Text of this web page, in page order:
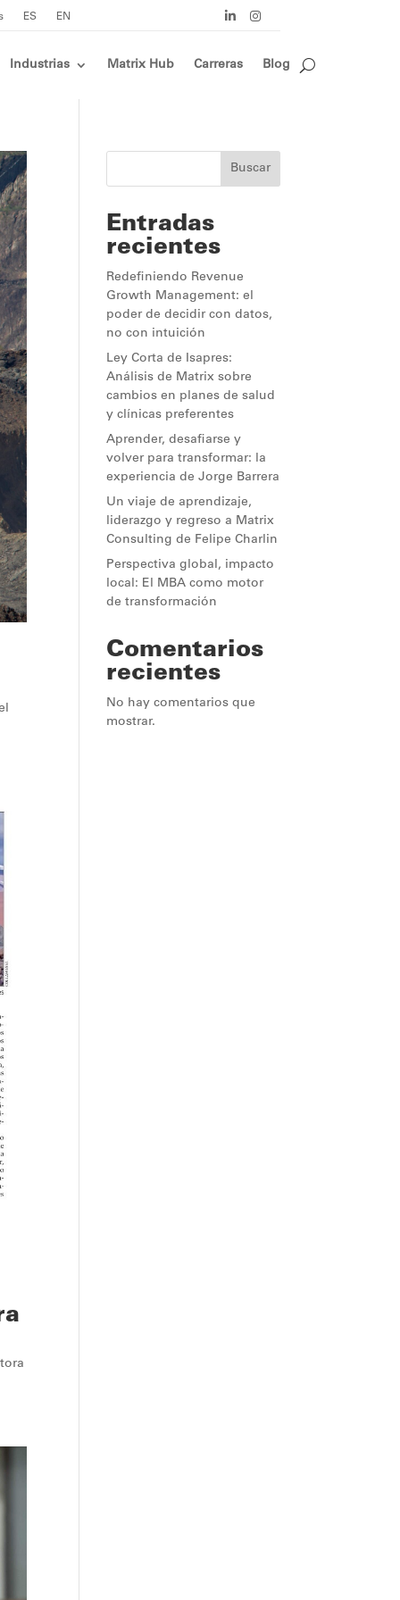
ES EN
Industrias Matrix Hub Carreras Blog
Buscar
Entradas
recientes
Redefiniendo Revenue
Growth Management: el
poder de decidir con datos,
no con intuición
Ley Corta de Isapres:
Análisis de Matrix sobre
cambios en planes de salud
y clínicas preferentes
Aprender, desafiarse y
volver para transformar: la
experiencia de Jorge Barrera
Un viaje de aprendizaje,
liderazgo y regreso a Matrix
Consulting de Felipe Charlin
Perspectiva global, impacto
local: El MBA como motor
de transformación
Comentarios
recientes
No hay comentarios que
mostrar.